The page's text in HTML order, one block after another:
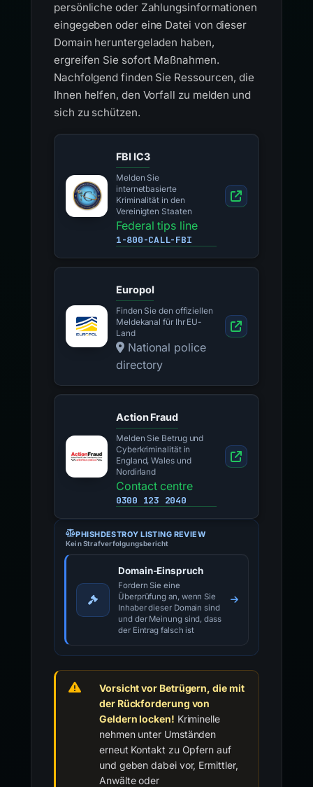
persönliche oder Zahlungsinformationen
eingegeben oder eine Datei von dieser
Domain heruntergeladen haben,
ergreifen Sie sofort Maßnahmen.
Nachfolgend finden Sie Ressourcen, die
Ihnen helfen, den Vorfall zu melden und
sich zu schützen.
FBI IC3
Melden Sie
internetbasierte
Kriminalität in den
Vereinigten Staaten
Federal tips line
1-800-CALL-FBI
Europol
Finden Sie den offiziellen
Meldekanal für Ihr EU-
Land
National police
directory
Action Fraud
Melden Sie Betrug und
Cyberkriminalität in
England, Wales und
Nordirland
Contact centre
0300 123 2040
PHISHDESTROY LISTING REVIEW
Kein Strafverfolgungsbericht
Domain-Einspruch
Fordern Sie eine
Überprüfung an, wenn Sie
Inhaber dieser Domain sind
und der Meinung sind, dass
der Eintrag falsch ist
Vorsicht vor Betrügern, die mit
der Rückforderung von
Geldern locken! Kriminelle
nehmen unter Umständen
erneut Kontakt zu Opfern auf
und geben dabei vor, Ermittler,
Anwälte oder